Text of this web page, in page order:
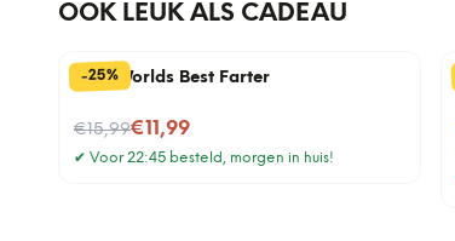
OOK LEUK ALS CADEAU
-25%
Mok Worlds Best Farter
€15,99
Nu voor€11,99
✔ Voor 22:45 besteld, morgen in huis!